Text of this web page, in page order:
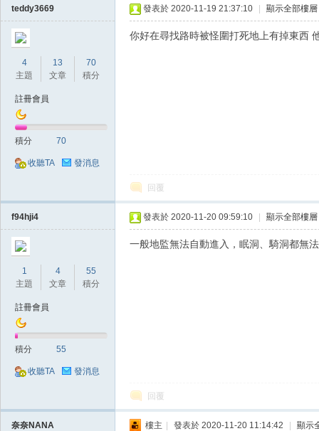
teddy3669
4
主題
13
文章
70
積分
註冊會員
積分 70
收聽TA 發消息
發表於 2020-11-19 21:37:10 顯示全部樓層
你好在尋找路時被怪圍打死地上有掉東西
回覆
f94hji4
1
主題
4
文章
55
積分
註冊會員
積分 55
收聽TA 發消息
發表於 2020-11-20 09:59:10 顯示全部樓層
一般地監無法自動進入，眠洞、騎洞都無法
回覆
奈奈NANA 樓主 發表於 2020-11-20 11:14:42 顯示